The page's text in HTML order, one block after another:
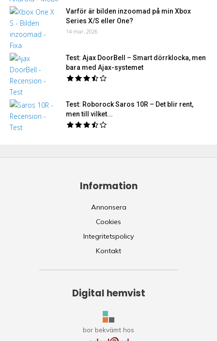
Varför är bilden inzoomad på min Xbox
Series X/S eller One?
14 mar, 2026
Test: Ajax DoorBell – Smart dörrklocka, men
bara med Ajax-systemet
Test: Roborock Saros 10R – Det blir rent,
men till vilket...
Information
Annonsera
Cookies
Integritetspolicy
Kontakt
Digital hemvist
bor bekvämt hos